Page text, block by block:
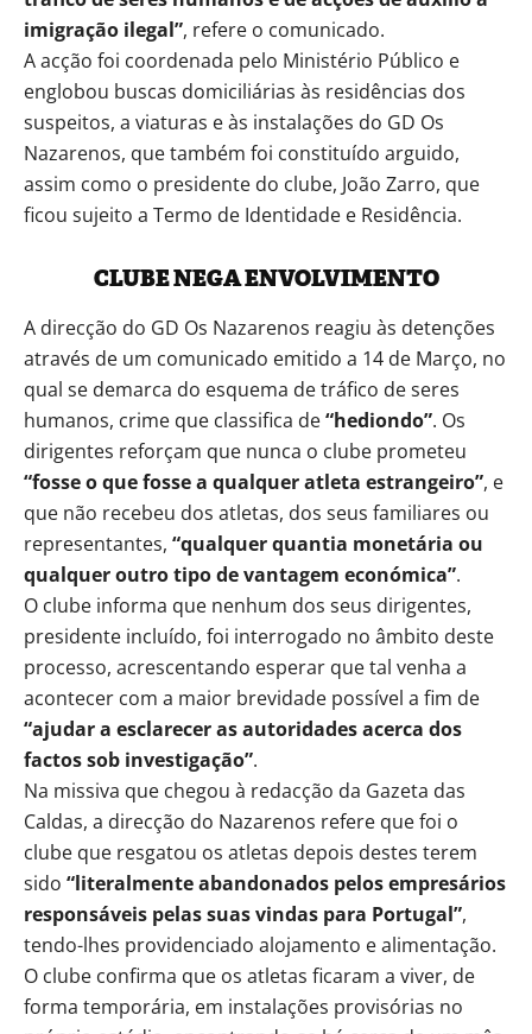
imigração ilegal”, refere o comunicado.
A acção foi coordenada pelo Ministério Público e
englobou buscas domiciliárias às residências dos
suspeitos, a viaturas e às instalações do GD Os
Nazarenos, que também foi constituído arguido,
assim como o presidente do clube, João Zarro, que
ficou sujeito a Termo de Identidade e Residência.
CLUBE NEGA ENVOLVIMENTO
A direcção do GD Os Nazarenos reagiu às detenções
através de um comunicado emitido a 14 de Março, no
qual se demarca do esquema de tráfico de seres
humanos, crime que classifica de“hediondo”. Os
dirigentes reforçam que nunca o clube prometeu
“fosse o que fosse a qualquer atleta estrangeiro”, e
que não recebeu dos atletas, dos seus familiares ou
representantes, “qualquer quantia monetária ou
qualquer outro tipo de vantagem económica”.
O clube informa que nenhum dos seus dirigentes,
presidente incluído, foi interrogado no âmbito deste
processo, acrescentando esperar que tal venha a
acontecer com a maior brevidade possível a fim de
“ajudar a esclarecer as autoridades acerca dos
factos sob investigação”.
Na missiva que chegou à redacção da Gazeta das
Caldas, a direcção do Nazarenos refere que foi o
clube que resgatou os atletas depois destes terem
sido “literalmente abandonados pelos empresários
responsáveis pelas suas vindas para Portugal”,
tendo-lhes providenciado alojamento e alimentação.
O clube confirma que os atletas ficaram a viver, de
forma temporária, em instalações provisórias no